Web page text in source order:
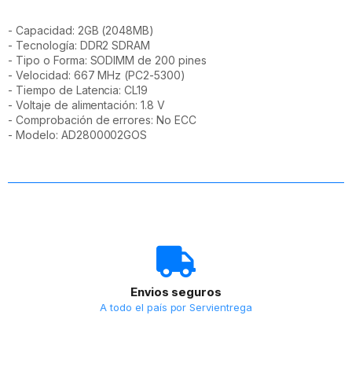
- Capacidad: 2GB (2048MB)
- Tecnología: DDR2 SDRAM
- Tipo o Forma: SODIMM de 200 pines
- Velocidad: 667 MHz (PC2-5300)
- Tiempo de Latencia: CL19
- Voltaje de alimentación: 1.8 V
- Comprobación de errores: No ECC
- Modelo: AD2800002GOS
Envios seguros
A todo el país por Servientrega